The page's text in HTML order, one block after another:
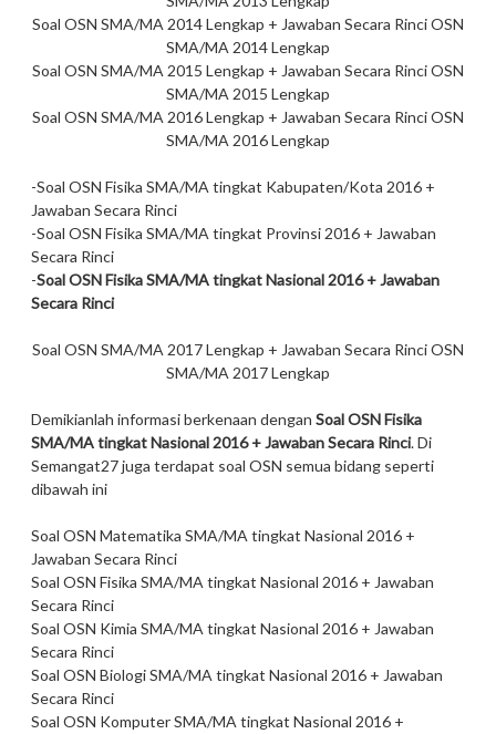
Soal OSN SMA/MA 2014 Lengkap + Jawaban Secara Rinci OSN
SMA/MA 2014 Lengkap
Soal OSN SMA/MA 2015 Lengkap + Jawaban Secara Rinci OSN
SMA/MA 2015 Lengkap
Soal OSN SMA/MA 2016 Lengkap + Jawaban Secara Rinci OSN
SMA/MA 2016 Lengkap
-Soal OSN Fisika SMA/MAtingkat Kabupaten/Kota 2016 +
Jawaban Secara Rinci
-Soal OSN Fisika SMA/MAtingkat Provinsi 2016 + Jawaban
Secara Rinci
-Soal OSN FisikaSMA/MAtingkat Nasional 2016 + Jawaban
Secara Rinci
Soal OSN SMA/MA 2017 Lengkap + Jawaban Secara Rinci OSN
SMA/MA 2017 Lengkap
Demikianlah informasi berkenaan dengan Soal OSN Fisika
SMA/MA tingkat Nasional 2016 + Jawaban Secara Rinci. Di
Semangat27 juga terdapat soal OSN semua bidang seperti
dibawah ini
Soal OSN Matematika SMA/MA tingkat Nasional 2016 +
Jawaban Secara Rinci
Soal OSN Fisika SMA/MA tingkat Nasional 2016 + Jawaban
Secara Rinci
Soal OSN Kimia SMA/MA tingkat Nasional 2016 + Jawaban
Secara Rinci
Soal OSN Biologi SMA/MA tingkat Nasional 2016 + Jawaban
Secara Rinci
Soal OSN Komputer SMA/MA tingkat Nasional 2016 +